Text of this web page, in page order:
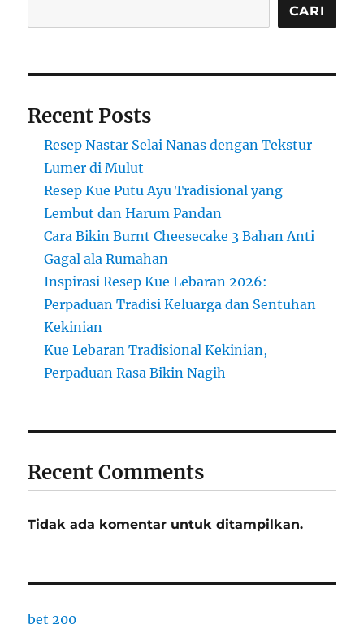
Lezat,
dan
Selera
CARI
Recent Posts
Resep Nastar Selai Nanas dengan Tekstur
Lumer di Mulut
Resep Kue Putu Ayu Tradisional yang
Lembut dan Harum Pandan
Cara Bikin Burnt Cheesecake 3 Bahan Anti
Gagal ala Rumahan
Inspirasi Resep Kue Lebaran 2026:
Perpaduan Tradisi Keluarga dan Sentuhan
Kekinian
Kue Lebaran Tradisional Kekinian,
Perpaduan Rasa Bikin Nagih
Recent Comments
Tidak ada komentar untuk ditampilkan.
bet 200